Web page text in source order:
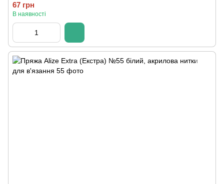
67 грн
В наявності